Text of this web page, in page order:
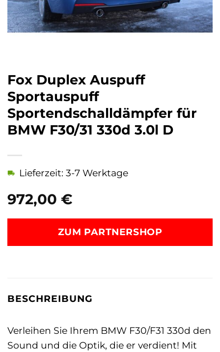
Fox Duplex Auspuff
Sportauspuff
Sportendschalldämpfer für
BMW F30/31 330d 3.0l D
972,00 €
Lieferzeit: 3-7 Werktage
ZUM PARTNERSHOP
BESCHREIBUNG
Verleihen Sie Ihrem BMW F30/F31 330d den
Sound und die Optik, die er verdient! Mit